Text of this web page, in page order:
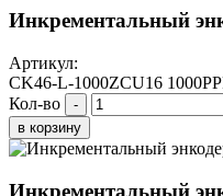
Инкрементальный
Артикул:
CK46-L-1000ZCU16
Кол-во
-
в корзину
Инкрементальный